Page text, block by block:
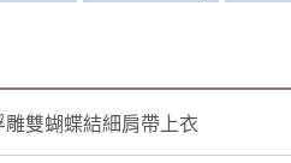
雕雙蝴蝶結細肩帶上衣